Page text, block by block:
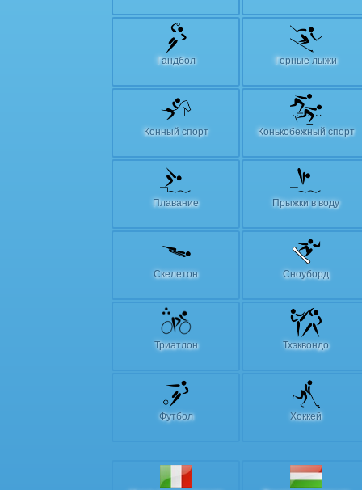
Гандбол Горные лыжи
Конный спорт Конькобежный спорт
Плавание Прыжки в воду
Скелетон Сноуборд
Триатлон Тхэквондо
Футбол Хоккей